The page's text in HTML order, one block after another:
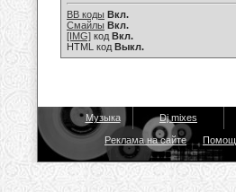
BB коды Вкл.
Смайлы Вкл.
[IMG] код Вкл.
HTML код Выкл.
Музыка Dj mixes
Реклама на сайте